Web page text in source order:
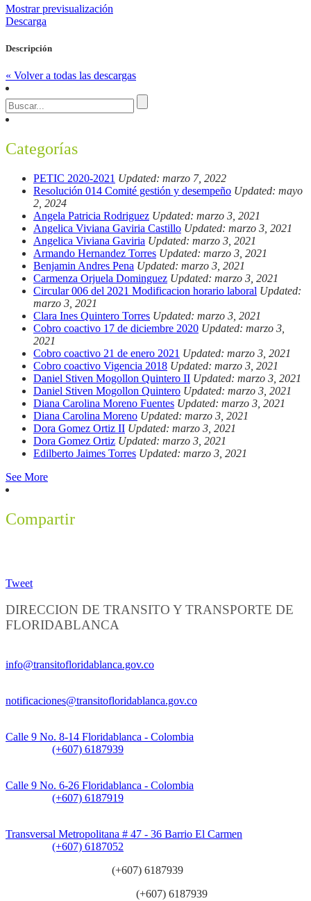
Mostrar previsualización
Descarga
Descripción
« Volver a todas las descargas
Categorías
PETIC 2020-2021 Updated: marzo 7, 2022
Resolución 014 Comité gestión y desempeño Updated: mayo
2, 2024
Angela Patricia Rodriguez Updated: marzo 3, 2021
Angelica Viviana Gaviria Castillo Updated: marzo 3, 2021
Angelica Viviana Gaviria Updated: marzo 3, 2021
Armando Hernandez Torres Updated: marzo 3, 2021
Benjamin Andres Pena Updated: marzo 3, 2021
Carmenza Orjuela Dominguez Updated: marzo 3, 2021
Circular 006 del 2021 Modificacion horario laboral Updated:
marzo 3, 2021
Clara Ines Quintero Torres Updated: marzo 3, 2021
Cobro coactivo 17 de diciembre 2020 Updated: marzo 3,
2021
Cobro coactivo 21 de enero 2021 Updated: marzo 3, 2021
Cobro coactivo Vigencia 2018 Updated: marzo 3, 2021
Daniel Stiven Mogollon Quintero II Updated: marzo 3, 2021
Daniel Stiven Mogollon Quintero Updated: marzo 3, 2021
Diana Carolina Moreno Fuentes Updated: marzo 3, 2021
Diana Carolina Moreno Updated: marzo 3, 2021
Dora Gomez Ortiz II Updated: marzo 3, 2021
Dora Gomez Ortiz Updated: marzo 3, 2021
Edilberto Jaimes Torres Updated: marzo 3, 2021
See More
Compartir
Tweet
DIRECCION DE TRANSITO Y TRANSPORTE DE
FLORIDABLANCA
info@transitofloridablanca.gov.co
notificaciones@transitofloridablanca.gov.co
Calle 9 No. 8-14 Floridablanca - Colombia
(+607) 6187939
Calle 9 No. 6-26 Floridablanca - Colombia
(+607) 6187919
Transversal Metropolitana # 47 - 36 Barrio El Carmen
(+607) 6187052
(+607) 6187939
(+607) 6187939